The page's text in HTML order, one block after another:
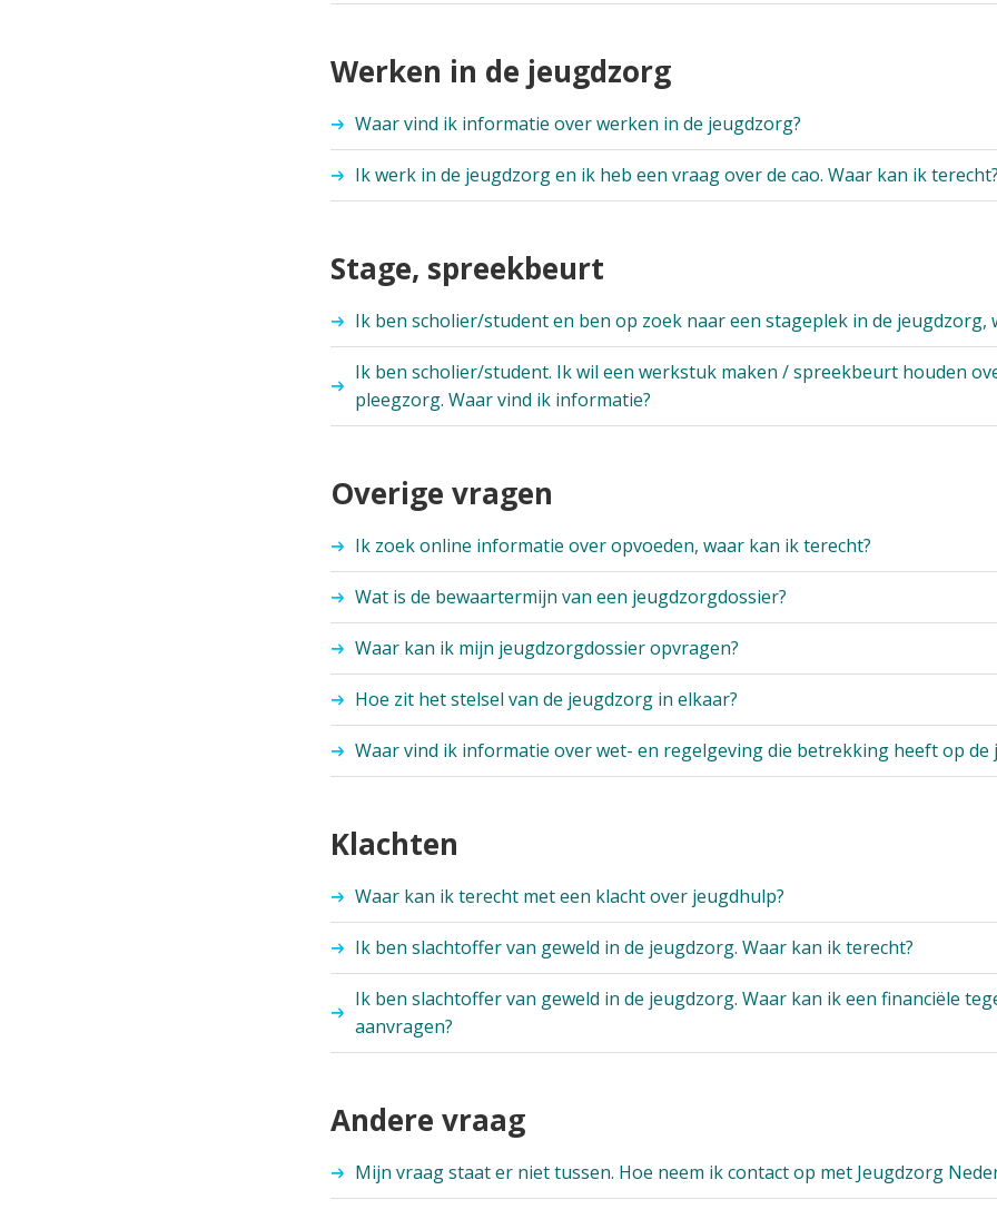
Werken in de jeugdzorg
Waar vind ik informatie over werken in de jeugdzorg?
Ik werk in de jeugdzorg en ik heb een vraag over de cao. Waar kan ik terecht?
Stage, spreekbeurt
Ik ben scholier/student en ben op zoek naar een stageplek in de jeugdzorg,
Ik ben scholier/student. Ik wil een werkstuk maken / spreekbeurt houden
pleegzorg. Waar vind ik informatie?
Overige vragen
Ik zoek online informatie over opvoeden, waar kan ik terecht?
Wat is de bewaartermijn van een jeugdzorgdossier?
Waar kan ik mijn jeugdzorgdossier opvragen?
Hoe zit het stelsel van de jeugdzorg in elkaar?
Waar vind ik informatie over wet- en regelgeving die betrekking heeft op de
Klachten
Waar kan ik terecht met een klacht over jeugdhulp?
Ik ben slachtoffer van geweld in de jeugdzorg. Waar kan ik terecht?
Ik ben slachtoffer van geweld in de jeugdzorg. Waar kan ik een financiële
aanvragen?
Andere vraag
Mijn vraag staat er niet tussen. Hoe neem ik contact op met Jeugdzorg